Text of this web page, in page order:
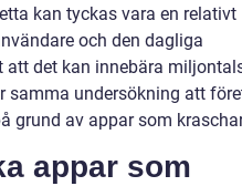
kan tyckas vara en relativt
och den dagliga
att det kan innebära
samma undersökning att
grund av appar som
appar som